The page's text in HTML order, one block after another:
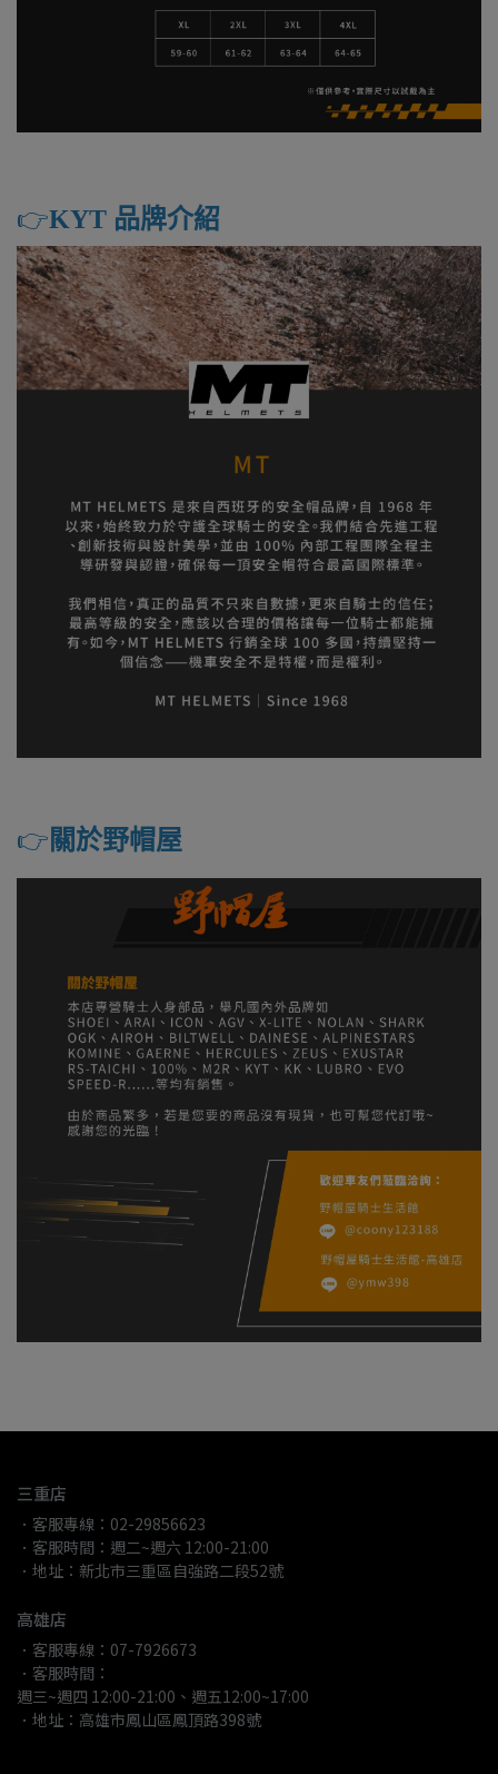
👉️KYT 品牌介紹
👉️ 關於野帽屋
三重店
．客服專線：02-29856623
．客服時間：週二~週六 12:00-21:00
．地址：新北市三重區自強路二段52號
高雄店
．客服專線：07-7926673
．客服時間：
週三~週四 12:00-21:00、週五12:00~17:00
．地址：高雄市鳳山區鳳頂路398號